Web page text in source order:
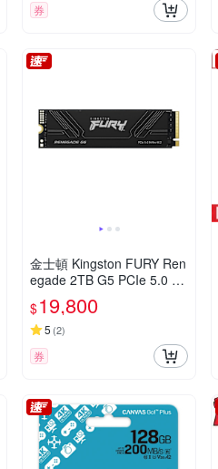
券
金士頓 Kingston FURY Ren
egade 2TB G5 PCIe 5.0 N
VMe M.2 2048GB SFYR2
S/2T0 SSD 固態硬碟
$19,800
5 (2)
券